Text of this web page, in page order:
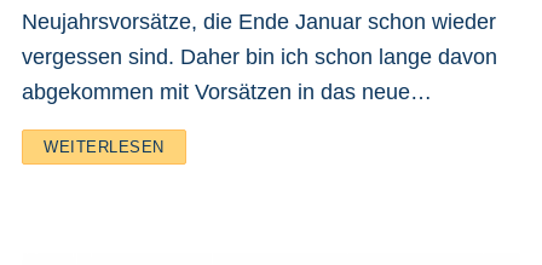
Neujahrsvorsätze, die Ende Januar schon wieder
vergessen sind. Daher bin ich schon lange davon
abgekommen mit Vorsätzen in das neue…
WEITERLESEN